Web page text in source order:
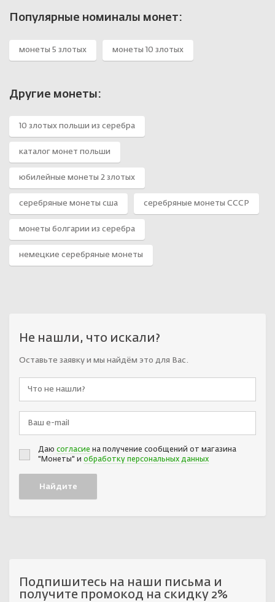
Популярные номиналы монет:
монеты 5 злотых монеты 10 злотых
Другие монеты:
10 злотых польши из серебра
каталог монет польши
юбилейные монеты 2 злотых
серебряные монеты сша серебряные монеты СССР
монеты болгарии из серебра
немецкие серебряные монеты
Не нашли, что искали?
Оставьте заявку и мы найдём это для Вас.
Даю согласие на получение сообщений от магазина
"Монеты" и обработку персональных данных
Подпишитесь на наши письма и
получите промокод на скидку 2%